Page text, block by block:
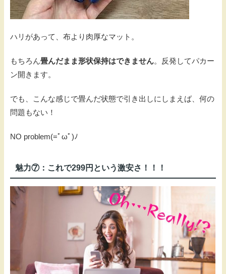
ハリがあって、布より肉厚なマット。
もちろん畳んだまま形状保持はできません。反発してパカー
ン開きます。
でも、こんな感じで畳んだ状態で引き出しにしまえば、何の
問題もない！
NO problem(=ﾟωﾟ)ﾉ
魅力⑦：これで299円という激安さ！！！